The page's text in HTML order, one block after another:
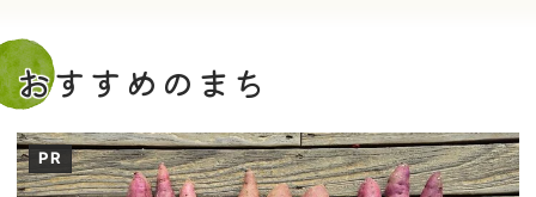
おすすめのまち
PR